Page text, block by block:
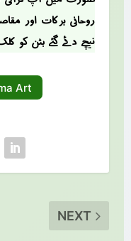
روحانی برکات اور
نیچے دئے گئے بٹن کو
Art
NEXT